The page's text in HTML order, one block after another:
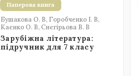
Паперова книга
Бушакова О. В, Горобченко І. В,
Каєнко О. В, Снєгірьова В. В
Зарубіжна література:
підручник для 7 класу